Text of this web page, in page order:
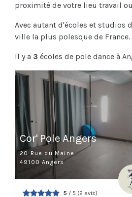
proximité de votre lieu travail
Avec autant d'écoles et studios
ville la plus polesque de France.
Il y a 3 écoles de pole dance à
Cor' Pole Angers
20 Rue du Maine
49100 Angers
5 / 5 (2 avis)